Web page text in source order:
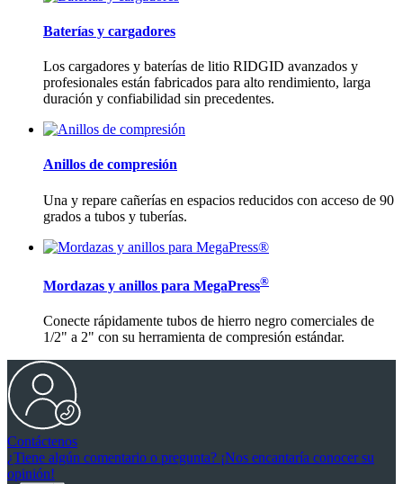
Baterías y cargadores
Los cargadores y baterías de litio RIDGID avanzados y
profesionales están fabricados para alto rendimiento, larga
duración y confiabilidad sin precedentes.
Anillos de compresión
Una y repare cañerías en espacios reducidos con acceso de 90
grados a tubos y tuberías.
Mordazas y anillos para MegaPress®
Conecte rápidamente tubos de hierro negro comerciales de
1/2" a 2" con su herramienta de compresión estándar.
Contáctenos
¿Tiene algún comentario o pregunta? ¡Nos encantaría conocer su
opinión!